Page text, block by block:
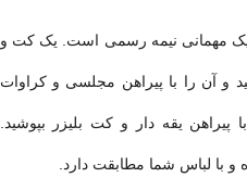
یک مهمانی نیمه رسمی است. یک کت و
و آن را با پیراهن مجلسی و کراوات
یقه دار و کت بلیزر بپوشید.
با لباس شما مطابقت دارد.